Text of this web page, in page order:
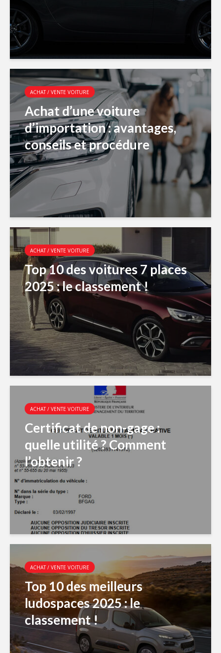
ACHAT / VENTE VOITURE
Achat d’une voiture
d’importation : avantages,
conseils et procédure
ACHAT / VENTE VOITURE
Top 10 des voitures 7 places
2025 : le classement !
ACHAT / VENTE VOITURE
Certificat de non-gage :
quelle utilité ? Comment
l’obtenir ?
ACHAT / VENTE VOITURE
Top 10 des meilleurs
ludospaces 2025 : le
classement !